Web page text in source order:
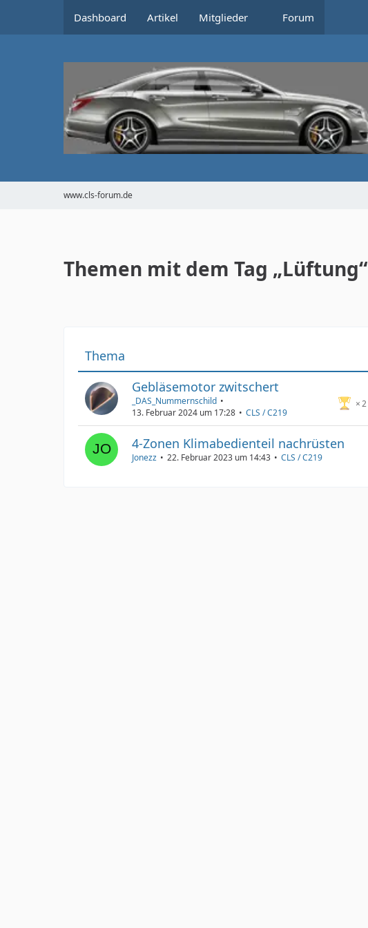
Dashboard Artikel Mitglieder Forum
www.cls-forum.de
Themen mit dem Tag „Lüftung“
Thema
Gebläsemotor zwitschert
2
_DAS_Nummernschild
13. Februar 2024 um 17:28
CLS / C219
4-Zonen Klimabedienteil nachrüsten
Jonezz 22. Februar 2023 um 14:43 CLS / C219